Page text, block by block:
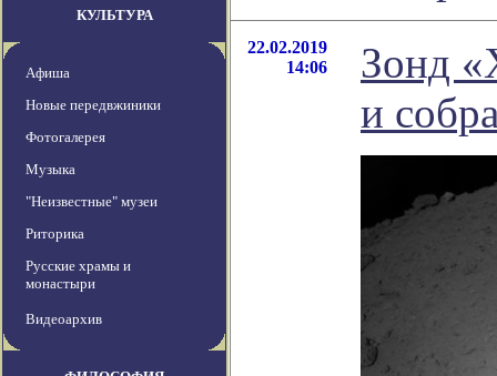
КУЛЬТУРА
Афиша
Новые передвжиники
Фотогалерея
Музыка
"Неизвестные" музеи
Риторика
Русские храмы и
монастыри
Видеоархив
22.02.2019
14:06
Зонд
и